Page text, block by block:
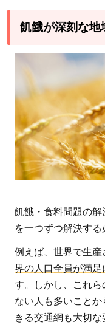
で苦
のた
めに
行動
しよ
う
飢餓が深刻な地
飢餓・食料問題の解
を一つずつ解決する
例えば、世界で生産
界の人口全員が満
す。しかし、これら
ない人も多いこと
きる交通網も大切な